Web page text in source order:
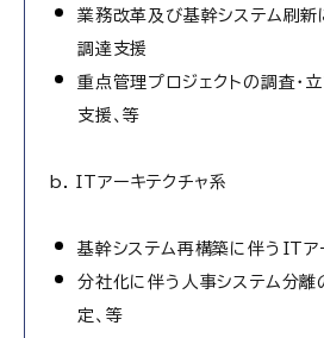
業務改革及び基幹システム刷新
調達支援
重点管理プロジェクトの調査・
支援、等
b. ITアーキテクチャ系
基幹システム再構築に伴うITア
分社化に伴う人事システム分離
定、等